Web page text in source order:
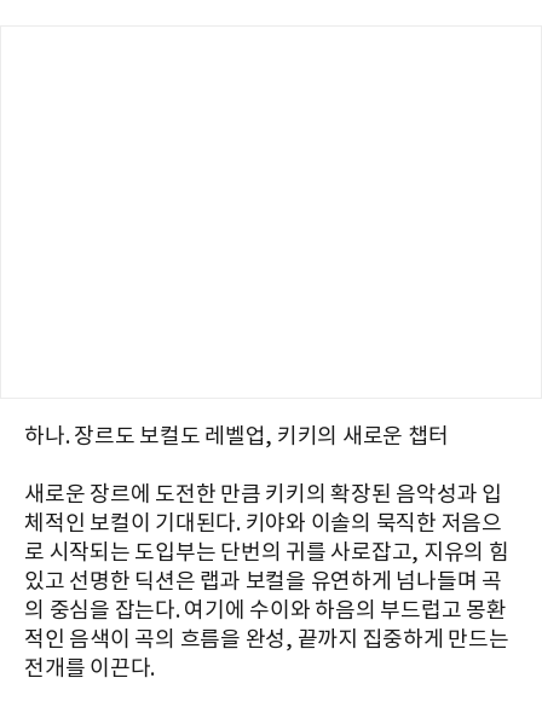
하나. 장르도 보컬도 레벨업, 키키의 새로운 챕터
새로운 장르에 도전한 만큼 키키의 확장된 음악성과 입
체적인 보컬이 기대된다. 키야와 이솔의 묵직한 저음으
로 시작되는 도입부는 단번의 귀를 사로잡고, 지유의 힘
있고 선명한 딕션은 랩과 보컬을 유연하게 넘나들며 곡
의 중심을 잡는다. 여기에 수이와 하음의 부드럽고 몽환
적인 음색이 곡의 흐름을 완성, 끝까지 집중하게 만드는
전개를 이끈다.